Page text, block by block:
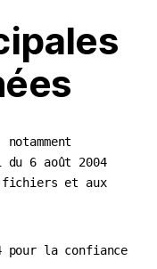
6 août 2004
et aux
pour la confiance